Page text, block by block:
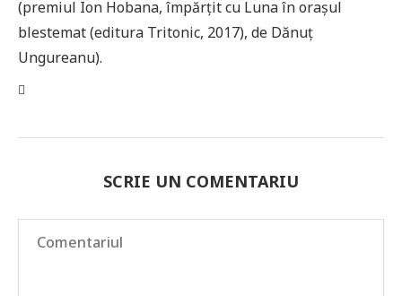
(premiul Ion Hobana, împărțit cu Luna în orașul
blestemat (editura Tritonic, 2017), de Dănuț
Ungureanu).
SCRIE UN COMENTARIU